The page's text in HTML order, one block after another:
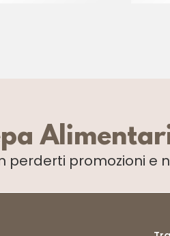
perderti promozioni e